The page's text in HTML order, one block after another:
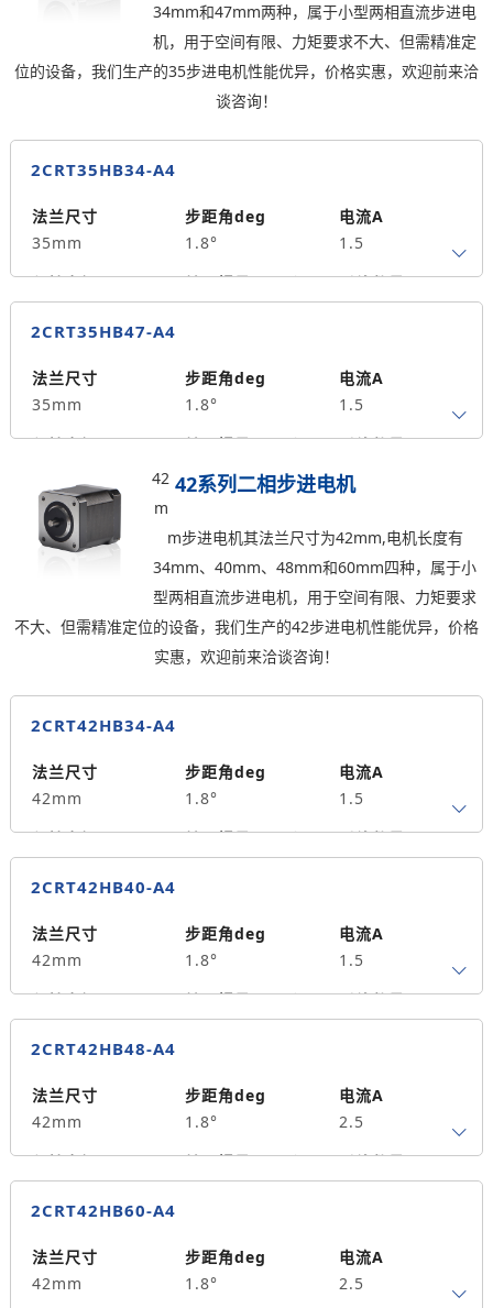
34mm和47mm两种，属于小型两相直流步进电
机，用于空间有限、力矩要求不大、但需精准定
位的设备，我们生产的35步进电机性能优异，价格实惠，欢迎前来洽
谈咨询！
2CRT35HB34-A4
法兰尺寸
35mm
步距角deg
1.8°
电流A
1.5
保持力矩N.m
0.14
转子惯量g.cm²
20
引线数量
4
5
单出轴
34
重量kg
0.21
2CRT35HB47-A4
法兰尺寸
35mm
步距角deg
1.8°
电流A
1.5
保持力矩N.m
转子惯量g.cm²
30
引线数量
4
轴径
5
单出轴
47
42系列二相步进电机
42
m
m步进电机其法兰尺寸为42mm,电机长度有
34mm、40mm、48mm和60mm四种，属于小
型两相直流步进电机，用于空间有限、力矩要求
不大、但需精准定位的设备，我们生产的42步进电机性能优异，价格
实惠，欢迎前来洽谈咨询！
2CRT42HB34-A4
法兰尺寸
42mm
步距角deg
1.8°
电流A
1.5
保持力矩N.m
0.22
转子惯量g.cm²
35
引线数量
4
5
单出轴
34
重量kg
0.21
2CRT42HB40-A4
法兰尺寸
42mm
步距角deg
1.8°
电流A
1.5
保持力矩N.m
0.35
转子惯量g.cm²
55
引线数量
4
5
单出轴
40
重量kg
0.28
2CRT42HB48-A4
法兰尺寸
42mm
步距角deg
1.8°
电流A
2.5
保持力矩N.m
0.5
转子惯量g.cm²
70
引线数量
4
5
单出轴
48
重量kg
2CRT42HB60-A4
法兰尺寸
42mm
步距角deg
1.8°
电流A
2.5